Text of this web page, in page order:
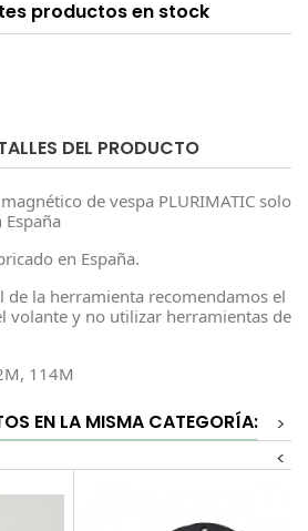
productos en stock
DEL PRODUCTO
de vespa PLURIMATIC solo
en España.
de la herramienta recomendamos el
volante y no utilizar herramientas de
114M
EN LA MISMA CATEGORÍA:
>
<